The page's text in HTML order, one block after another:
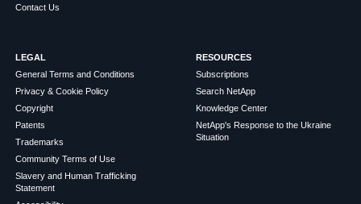
Contact Us
LEGAL
General Terms and Conditions
Privacy & Cookie Policy
Copyright
Patents
Trademarks
Community Terms of Use
Slavery and Human Trafficking
Statement
RESOURCES
Subscriptions
Search NetApp
Knowledge Center
NetApp's Response to the Ukraine
Situation